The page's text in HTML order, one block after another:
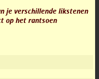
je verschillende likstenen
op het rantsoen